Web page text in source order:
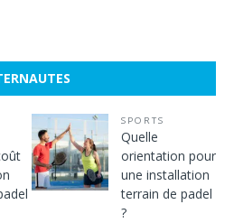
SPORTS
Quelle
orientation pour
une installation
terrain de padel
?